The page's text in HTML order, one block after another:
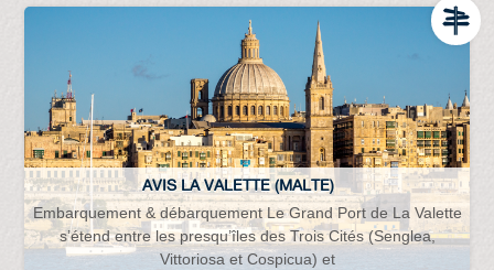
AVIS LA VALETTE (MALTE)
Embarquement & débarquement Le Grand Port de La Valette
s’étend entre les presqu’îles des Trois Cités (Senglea,
Vittoriosa et Cospicua) et